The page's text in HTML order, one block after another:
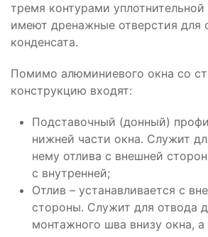
тремя контурами
имеют дренажные отверстия для
конденсата.
Помимо алюминиевого окна со
конструкцию входят:
Подставочный (донный)
нижней части окна. Служит
нему отлива с внешней
с внутренней;
Отлив – устанавливается с
стороны. Служит для отвода
монтажного шва внизу окна, а